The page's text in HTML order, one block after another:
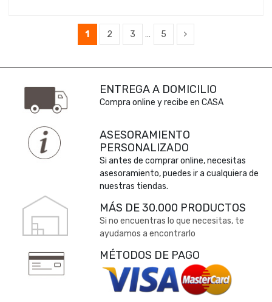
1 2 3 … 5
ENTREGA A DOMICILIO
Compra online y recibe en CASA
ASESORAMIENTO
PERSONALIZADO
Si antes de comprar online, necesitas
asesoramiento, puedes ir a cualquiera de
nuestras tiendas.
MÁS DE 30.000 PRODUCTOS
Si no encuentras lo que necesitas, te
ayudamos a encontrarlo
MÉTODOS DE PAGO